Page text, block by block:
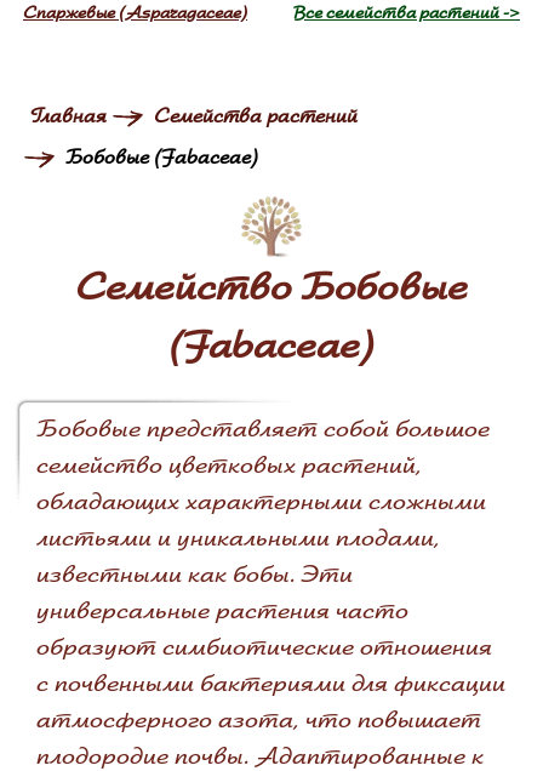
Спаржевые (Asparagaceae) Все семейства растений ->
Главная
Семейства растений
Бобовые (Fabaceae)
Семейство Бобовые
(Fabaceae)
Бобовые представляет собой большое
семейство цветковых растений,
обладающих характерными сложными
листьями и уникальными плодами,
известными как бобы. Эти
универсальные растения часто
образуют симбиотические отношения
с почвенными бактериями для фиксации
атмосферного азота, что повышает
плодородие почвы. Адаптированные к